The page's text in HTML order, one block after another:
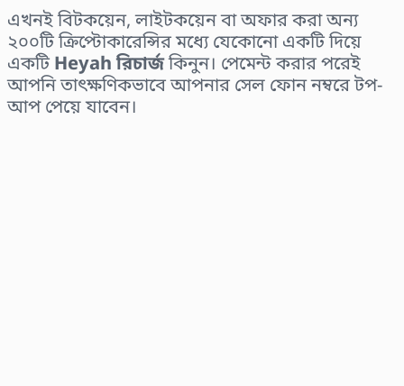
এখনই বিটকয়েন, লাইটকয়েন বা অফার করা অন্য
২০০টি ক্রিপ্টোকারেন্সির মধ্যে যেকোনো একটি দিয়ে
একটি Heyah রিচার্জকিনুন। পেমেন্ট করার পরেই
আপনি তাৎক্ষণিকভাবে আপনার সেল ফোন নম্বরে টপ-
আপ পেয়ে যাবেন।